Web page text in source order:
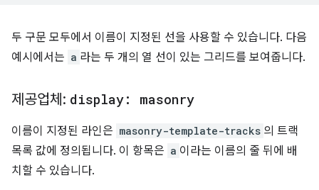
두 구문 모두에서 이름이 지정된 선을 사용할 수 있습니다. 다음
예시에서는 a 라는 두 개의 열 선이 있는 그리드를 보여줍니다.
제공업체: display: masonry
이름이 지정된 라인은 masonry-template-tracks 의 트랙
목록 값에 정의됩니다. 이 항목은 a 이라는 이름의 줄 뒤에 배
치할 수 있습니다.